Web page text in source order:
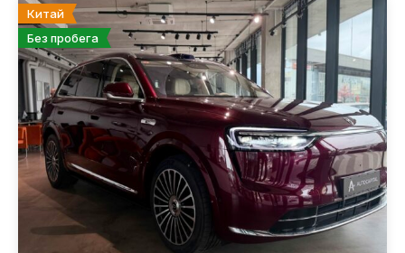
Китай
Без пробега